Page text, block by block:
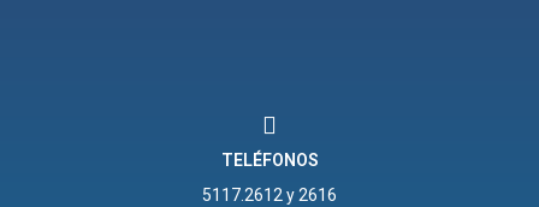
TELÉFONOS
5117.2612 y 2616